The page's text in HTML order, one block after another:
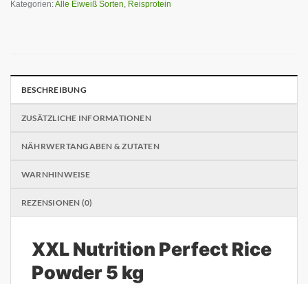
Kategorien:Alle Eiweiß Sorten, Reisprotein
BESCHREIBUNG
ZUSÄTZLICHE INFORMATIONEN
NÄHRWERTANGABEN & ZUTATEN
WARNHINWEISE
REZENSIONEN (0)
XXL Nutrition Perfect Rice
Powder 5 kg